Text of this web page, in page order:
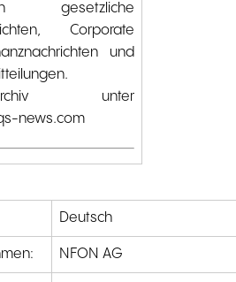
gesetzliche
Corporate
und
unter
news.com
Deutsch
NFON AG